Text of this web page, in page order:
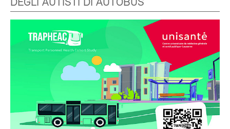
DEGLI AUTISTI DI AUTOBUS